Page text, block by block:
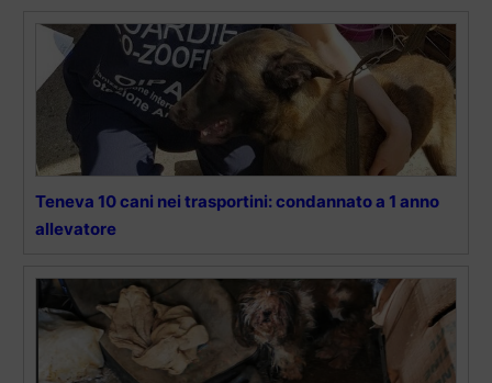
Teneva 10 cani nei trasportini: condannato a 1 anno
allevatore